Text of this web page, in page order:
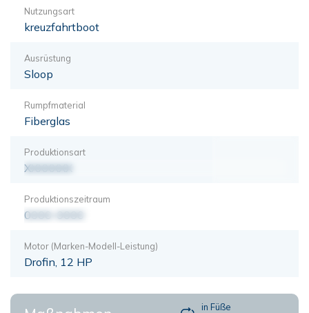
Nutzungsart
kreuzfahrtboot
Ausrüstung
Sloop
Rumpfmaterial
Fiberglas
Produktionsart
XXXXXXX
Produktionszeitraum
0000-0000
Motor (Marken-Modell-Leistung)
Drofin, 12 HP
in Füße